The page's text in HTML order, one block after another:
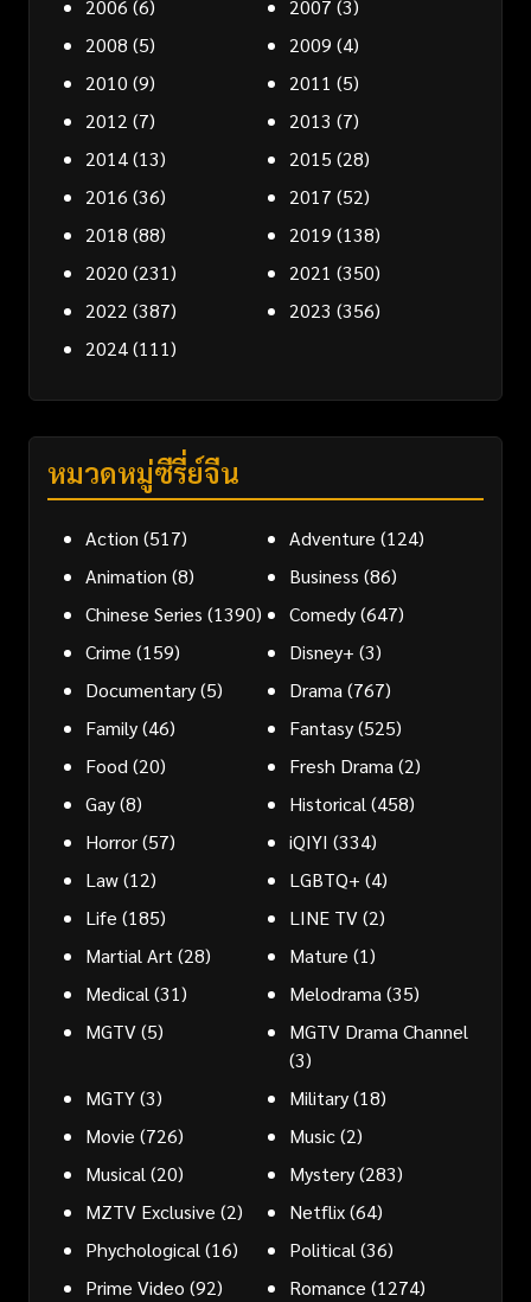
2006 (6) 2007 (3)
2008 (5) 2009 (4)
2010 (9) 2011 (5)
2012 (7) 2013 (7)
2014(13) 2015 (28)
2016 (36) 2017 (52)
2018 (88) 2019 (138)
2020 (231) 2021 (350)
2022 (387) 2023 (356)
2024(111)
หมวดหมู่ซีรี่ย์จีน
Action (517) Adventure (124)
Animation (8) Business (86)
Chinese Series (1390) Comedy(647)
Crime (159) Disney+ (3)
Documentary(5) Drama(767)
Family(46) Fantasy(525)
Food(20) Fresh Drama(2)
Gay(8) Historical(458)
Horror(57) iQIYI (334)
Law(12) LGBTQ+ (4)
Life (185) LINE TV(2)
Martial Art(28) Mature (1)
Medical(31) Melodrama(35)
MGTV(5)
MGTV Drama Channel
(3)
MGTY(3) Military(18)
Movie (726) Music(2)
Musical(20) Mystery(283)
MZTV Exclusive (2) Netflix(64)
Phychological(16) Political(36)
Prime Video (92) Romance (1274)